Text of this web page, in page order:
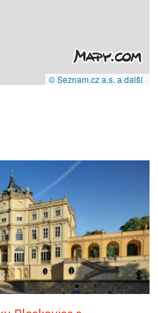
© Seznam.cz a.s. a další